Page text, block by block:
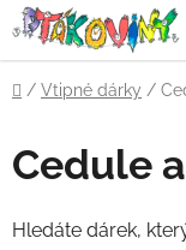
Přejít
na
obsah
Domů
/ Vtipné dárky /
Cedule
Hledáte dárek,